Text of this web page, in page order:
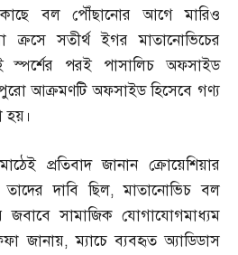
কাছে বল পৌঁছানোর আগে মারিও
ক্রসে সতীর্থ ইগর মাতানোভিচের
স্পর্শের পরই পাসালিচ অফসাইড
আক্রমণটি অফসাইড হিসেবে গণ্য
হয়।
প্রতিবাদ জানান ক্রোয়েশিয়ার
দাবি ছিল,মাতানোভিচ বল
জবাবে সামাজিক যোগাযোগমাধ্যম
জানায়,ম্যাচে ব্যবহৃত অ্যাডিডাস